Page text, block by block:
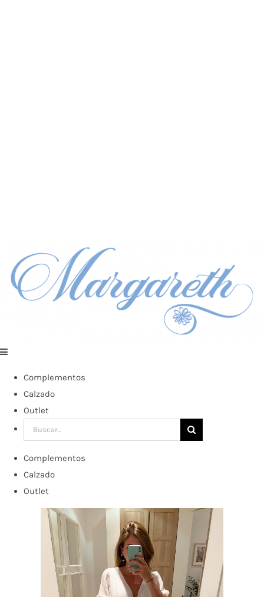
Complementos
Calzado
Outlet
Buscar:
Complementos
Calzado
Outlet